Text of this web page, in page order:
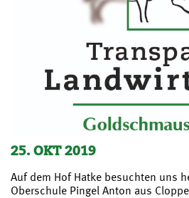
25. OKT 2019
Auf dem Hof Hatke besuchten uns
Oberschule Pingel Anton aus